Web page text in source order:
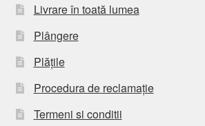
Livrare în toată lumea
Plângere
Plățile
Procedura de reclamație
Termeni si conditii